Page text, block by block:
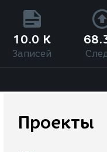
10.0 K
Записей
Проекты